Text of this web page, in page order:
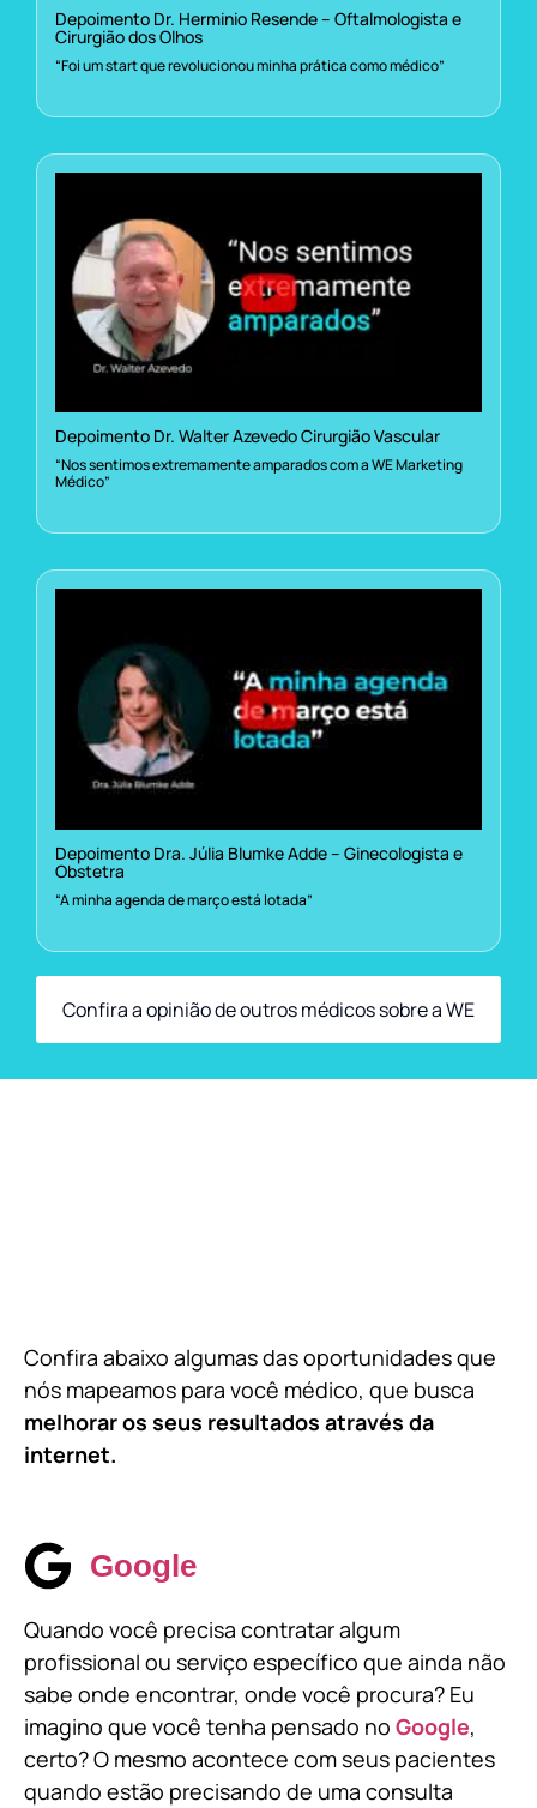
Depoimento Dr. Herminio Resende – Oftalmologista e
Cirurgião dos Olhos
“Foi um start que revolucionou minha prática como médico”
Depoimento Dr. Walter Azevedo Cirurgião Vascular
“Nos sentimos extremamente amparados com a WE Marketing
Médico”
Depoimento Dra. Júlia Blumke Adde – Ginecologista e
Obstetra
“A minha agenda de março está lotada”
Confira a opinião de outros médicos sobre a WE
Confira abaixo algumas das oportunidades que
nós mapeamos para você médico, que busca
melhorar os seus resultados através da
internet.
Google
Quando você precisa contratar algum
profissional ou serviço específico que ainda não
sabe onde encontrar, onde você procura? Eu
imagino que você tenha pensado no Google,
certo? O mesmo acontece com seus pacientes
quando estão precisando de uma consulta